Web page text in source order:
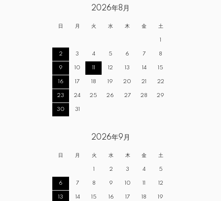
2026年8月
日 月 火 水 木 金 土
1
2 3 4 5 6 7 8
9 10 11 12 13 14 15
16 17 18 19 20 21 22
23 24 25 26 27 28 29
30 31
2026年9月
日 月 火 水 木 金 土
1 2 3 4 5
6 7 8 9 10 11 12
13 14 15 16 17 18 19